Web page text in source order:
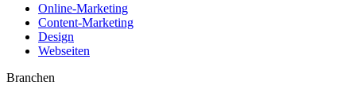
Online-Marketing
Content-Marketing
Design
Webseiten
Branchen